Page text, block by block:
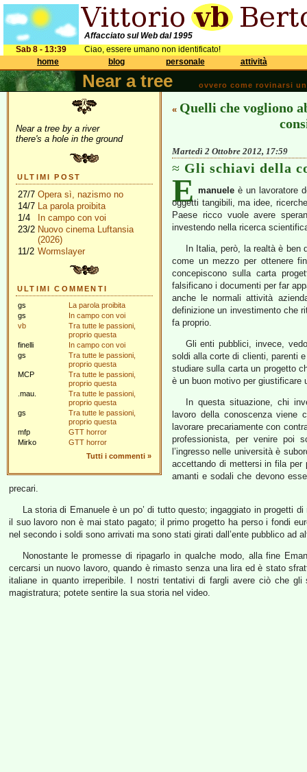
Affacciato sul Web dal 1995
Sab 8 - 13:39
Ciao, essere umano non identificato!
home
blog personale attività
Near a tree ovvero come rovinarsi
Near a tree by a river
there's a hole in the ground
ULTIMI POST
27/7 Opera sì, nazismo no
14/7 La parola proibita
1/4
In campo con voi
23/2 Nuovo cinema Luftansia
(2026)
11/2 Wormslayer
ULTIMI COMMENTI
gs
La parola proibita
gs
In campo con voi
vb
Tra tutte le passioni,
proprio questa
finelli
In campo con voi
gs
Tra tutte le passioni,
proprio questa
MCP
Tra tutte le passioni,
proprio questa
.mau.
Tra tutte le passioni,
proprio questa
gs
Tra tutte le passioni,
proprio questa
mfp
GTT horror
Mirko
GTT horror
Tutti i commenti »
« Quelli che vogliono
Martedì 2 Ottobre 2012, 17:59
Gli schiavi della
E manuele è un lavoratore
oggetti tangibili, ma idee,
Paese ricco vuole avere
investendo nella ricerca
In Italia, però, la realtà è ben
come un mezzo per ottenere
concepiscono sulla carta
falsificano i documenti per far
anche le normali attività
definizione un investimento che
fa proprio.
Gli enti pubblici, invece,
soldi alla corte di clienti, parenti
studiare sulla carta un progetto
è un buon motivo per giustificare
In questa situazione, chi
lavoro della conoscenza viene
lavorare precariamente con
professionista, per venire poi
l’ingresso nelle università è
accettando di mettersi in fila
amanti e sodali che devono
precari.
La storia di Emanuele è un po’ di tutto questo; ingaggiato in progetti
il suo lavoro non è mai stato pagato; il primo progetto ha perso i fondi
nel secondo i soldi sono arrivati ma sono stati girati dall’ente pubblico ad
Nonostante le promesse di ripagarlo in qualche modo, alla fine
cercarsi un nuovo lavoro, quando è rimasto senza una lira ed è stato
italiane in quanto irreperibile. I nostri tentativi di fargli avere ciò che
magistratura; potete sentire la sua storia nel video.